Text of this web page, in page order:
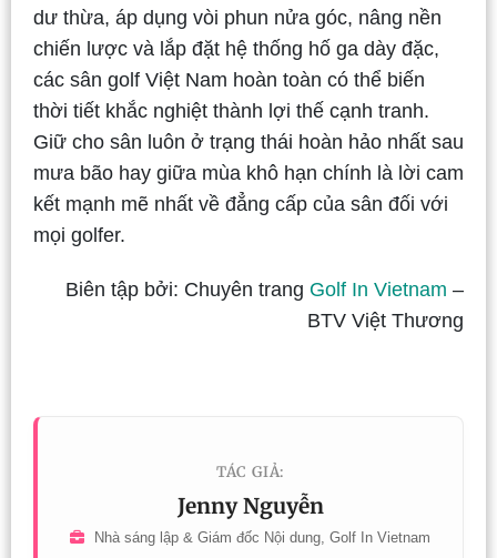
dư thừa, áp dụng vòi phun nửa góc, nâng nền
chiến lược và lắp đặt hệ thống hố ga dày đặc,
các sân golf Việt Nam hoàn toàn có thể biến
thời tiết khắc nghiệt thành lợi thế cạnh tranh.
Giữ cho sân luôn ở trạng thái hoàn hảo nhất sau
mưa bão hay giữa mùa khô hạn chính là lời cam
kết mạnh mẽ nhất về đẳng cấp của sân đối với
mọi golfer.
Biên tập bởi: Chuyên trang Golf In Vietnam –
BTV Việt Thương
TÁC GIẢ:
Jenny Nguyễn
Nhà sáng lập & Giám đốc Nội dung, Golf In Vietnam